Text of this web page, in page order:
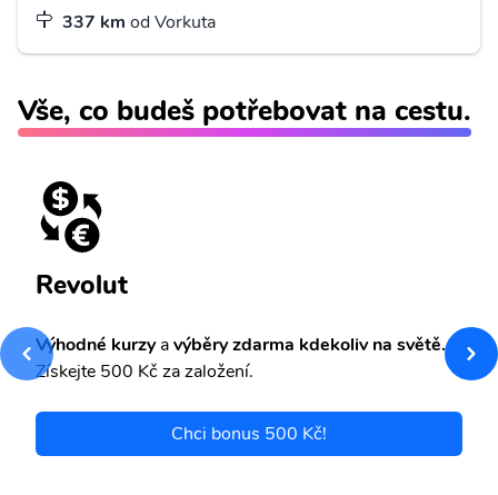
337 km od Vorkuta
Vše, co budeš potřebovat na cestu.
Revolut
Výhodné kurzyavýběry zdarma kdekoliv na světě.
Získejte 500 Kč za založení.
Chci bonus 500 Kč!